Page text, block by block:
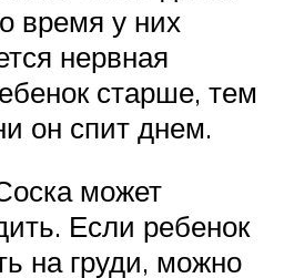
время у них
нервная
старше, тем
он спит днем.
может
Если ребенок
на груди, можно